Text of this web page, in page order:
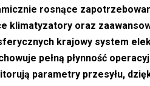
rosnące
klimatyzatory oraz
krajowy system
pełną płynność
parametry przesyłu,